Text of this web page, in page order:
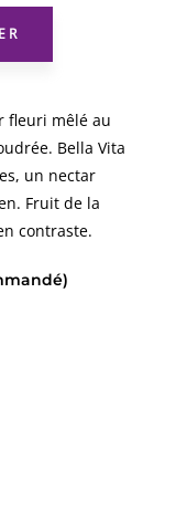
fleuri mêlé au
Bella Vita
un nectar
Fruit de la
contraste.